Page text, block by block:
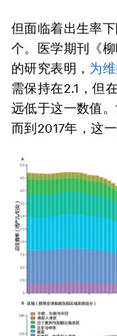
但面临着出生率
个。医学期刊《
的研究表明， 为
需保持在2.1，但在
远低于这一数值
而到2017年，这